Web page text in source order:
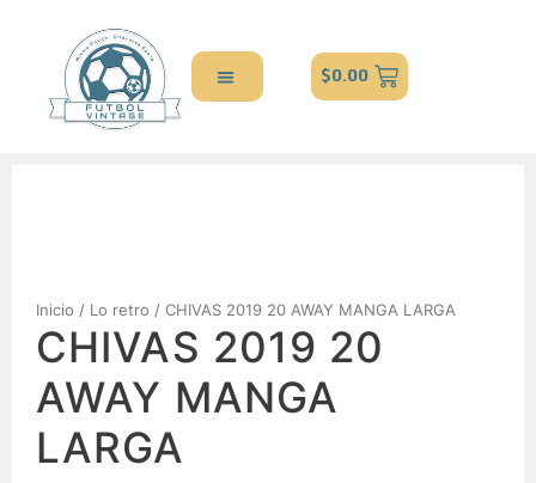
$0.00
Inicio / Lo retro / CHIVAS 2019 20 AWAY MANGA LARGA
CHIVAS 2019 20
AWAY MANGA
LARGA